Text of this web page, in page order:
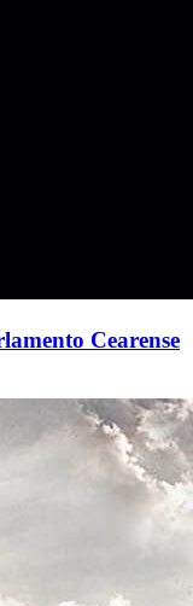
Cearense